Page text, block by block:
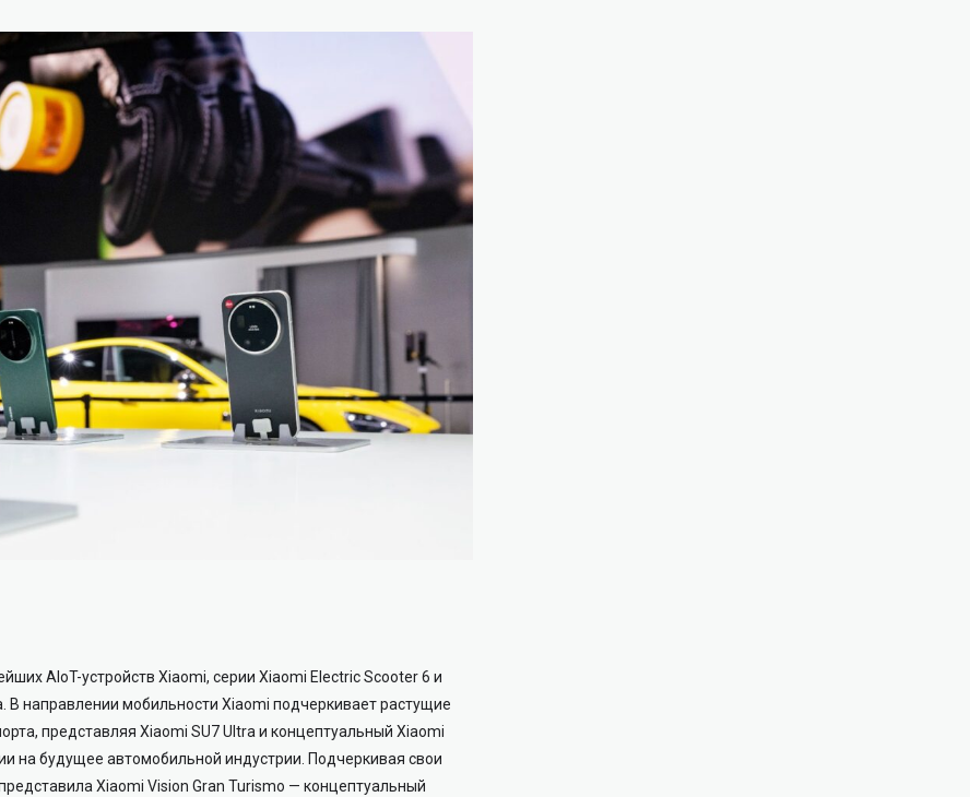
AIoT-устройств Xiaomi, серии Xiaomi Electric Scooter 6 и
В направлении мобильности Xiaomi подчеркивает растущие
представляя Xiaomi SU7 Ultra и концептуальный Xiaomi
на будущее автомобильной индустрии. Подчеркивая свои
Xiaomi Vision Gran Turismo — концептуальный